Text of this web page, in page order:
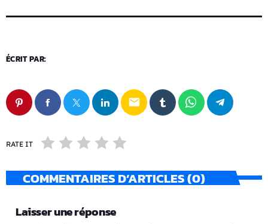
ÉCRIT PAR:
email
RATE IT
COMMENTAIRES D’ARTICLES (0)
Laisser une réponse